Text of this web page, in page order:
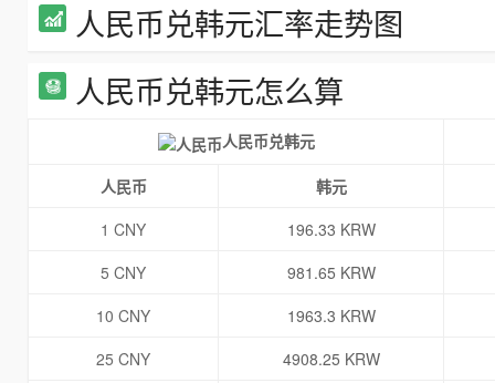
人民币兑韩元汇率走势图
人民币兑韩元怎么算
人民币兑韩元
人民币
韩元
1 CNY
196.33 KRW
5 CNY
981.65 KRW
10 CNY
1963.3 KRW
25 CNY
4908.25 KRW